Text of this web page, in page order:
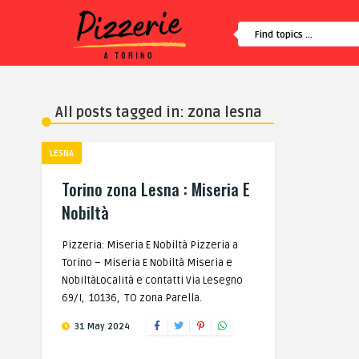
All posts tagged in: zona lesna
LESNA
Torino zona Lesna : Miseria E
Nobiltà
Pizzeria: Miseria E Nobiltà Pizzeria a
Torino – Miseria E Nobiltà Miseria e
NobiltàLocalità e contatti Via Lesegno
69/I, 10136, TO zona Parella.
31 May 2024